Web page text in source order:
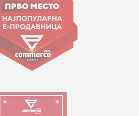
contact@mytime.mk
Orari i punës:
09:00 - 17:00